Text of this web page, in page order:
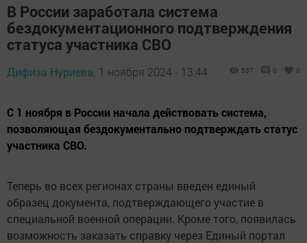
В России заработала система
бездокументационного подтверждения
статуса участника СВО
Дифиза Нуриева, 1 ноября 2024 - 13:44 537 0 0
С 1 ноября в России начала действовать система,
позволяющая бездокументально подтверждать статус
участника СВО.
Теперь во всех регионах страны введен единый
образец документа, подтверждающего участие в
специальной военной операции. Кроме того, появилась
возможность заказать справку через Единый портал